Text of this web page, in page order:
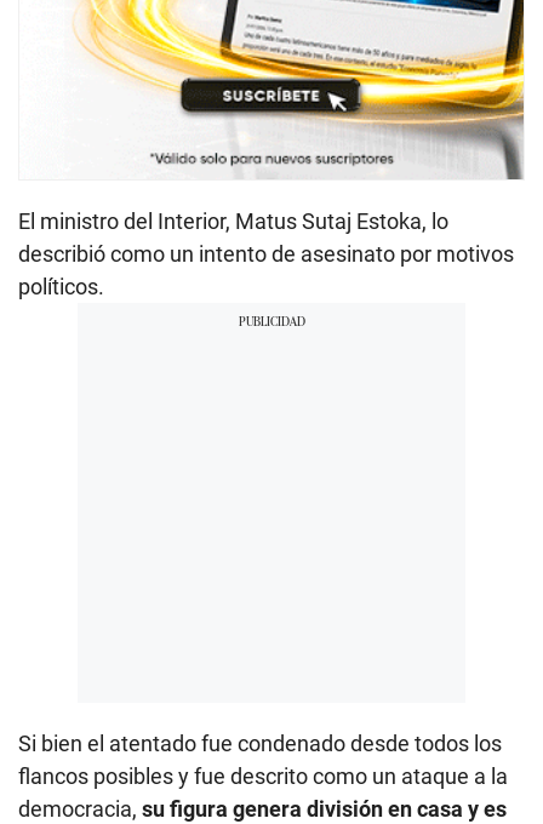
El ministro del Interior, Matus Sutaj Estoka, lo
describió como un intento de asesinato por motivos
políticos.
Si bien el atentado fue condenado desde todos los
flancos posibles y fue descrito como un ataque a la
democracia, su figura genera división en casa y es